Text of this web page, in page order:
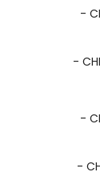
-
-
-
-